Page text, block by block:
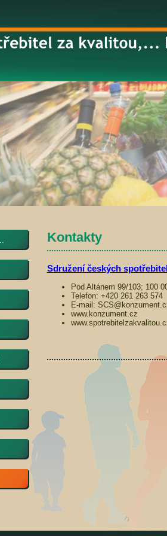
Kontakty
Sdružení českých
Pod Altánem 99/103; 100
Telefon: +420 261 263 574
E-mail:
www.konzument.cz